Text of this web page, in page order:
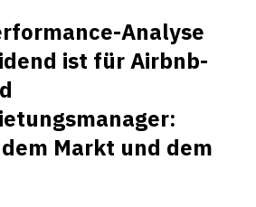
Analyse
ist für Airbnb-
Markt und dem